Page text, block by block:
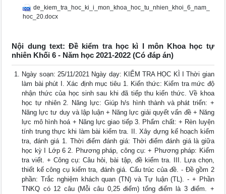
de_kiem_tra_hoc_ki_i_mon_khoa_hoc_tu_nhien_khoi_6_nam_
hoc_20.docx
Nội dung text: Đề kiểm tra học kì I môn Khoa học tự
nhiên Khối 6 - Năm học 2021-2022 (Có đáp án)
Ngày soạn: 25/11/2021 Ngày dạy: KIỂM TRA HỌC KÌ I Thời gian
làm bài phút I. Xác định mục tiêu 1. Kiến thức: Kiểm tra mức độ
nhận thức của học sinh sau khi đã tiếp thu kiến thức. Về khoa
học tự nhiên 2. Năng lực: Giúp h/s hình thành và phát triển: +
Năng lực tư duy và lập luận + Năng lực giải quyết vấn đề + Năng
lực mô hình hoá + Năng lực giao tiếp 3. Phẩm chất: + Rèn luyện
tính trung thực khi làm bài kiểm tra. II. Xây dựng kế hoạch kiểm
tra, đánh giá 1. Thời điểm đánh giá: Thời điểm đánh giá là giữa
học kỳ I Lớp 6 2. Phương pháp, công cụ: + Phương pháp: Kiểm
tra viết. + Công cụ: Câu hỏi, bài tập, đề kiểm tra. III. Lựa chọn,
thiết kế công cụ kiểm tra, đánh giá. Cấu trúc của đề. - Đề gồm 2
phần: Trắc nghiệm khách quan (TN) và Tự luận (TL). - + Phần
TNKQ có 12 câu (Mỗi câu 0,25 điểm) tổng điểm là 3 điểm. +